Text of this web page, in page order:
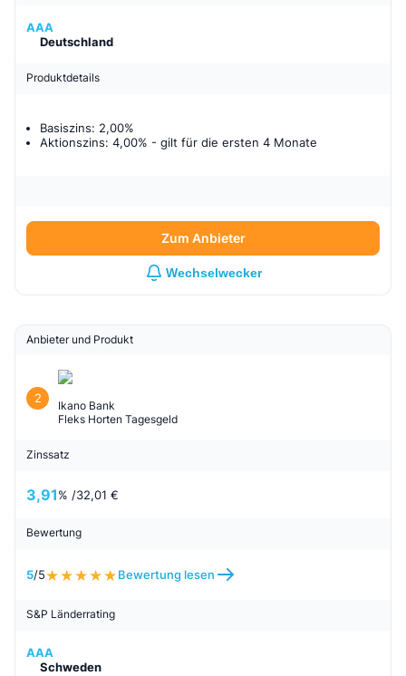
AAA
Deutschland
Produktdetails
Basiszins: 2,00%
Aktionszins: 4,00% - gilt für die ersten 4 Monate
Zum Anbieter
Wechselwecker
Anbieter und Produkt
2
Ikano Bank
Fleks Horten Tagesgeld
Zinssatz
3,91% /32,01 €
Bewertung
5/5 Bewertung lesen
S&P Länderrating
AAA
Schweden